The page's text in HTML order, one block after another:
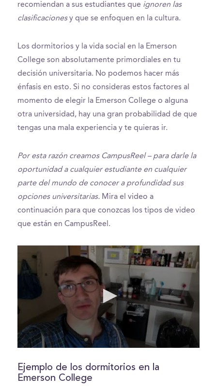
recomiendan a sus estudiantes que ignoren las
clasificacionesy que se enfoquen en la cultura.
Los dormitorios y la vida social en la Emerson
College son absolutamente primordiales en tu
decisión universitaria. No podemos hacer más
énfasis en esto. Si no consideras estos factores al
momento de elegir la Emerson College o alguna
otra universidad, hay una gran probabilidad de que
tengas una mala experiencia y te quieras ir.
Por esta razón creamos CampusReel – para darle la
oportunidad a cualquier estudiante en cualquier
parte del mundo de conocer a profundidad sus
opciones universitarias. Mira el video a
continuación para que conozcas los tipos de video
que están en CampusReel.
of
0
seconds
Ejemplo de los dormitorios en la
Emerson College